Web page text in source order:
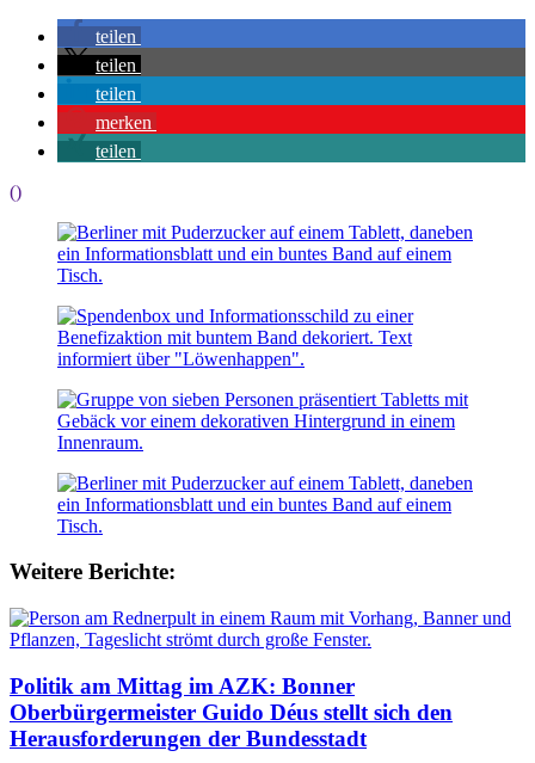
teilen
teilen
teilen
merken
teilen
()
Weitere Berichte:
Politik am Mittag im AZK: Bonner
Oberbürgermeister Guido Déus stellt sich den
Herausforderungen der Bundesstadt